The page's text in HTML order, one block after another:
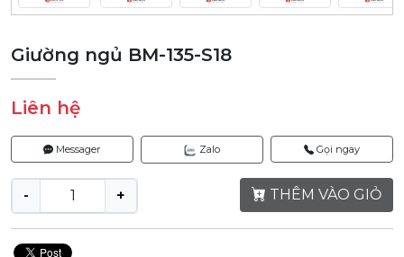
Giường ngủ BM-135-S18
Liên hệ
Messager Zalo Gọi ngay
- + THÊM VÀO GIỎ